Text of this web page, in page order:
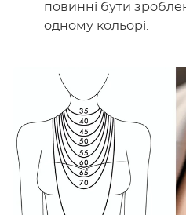
повинні бути
одному кольорі.